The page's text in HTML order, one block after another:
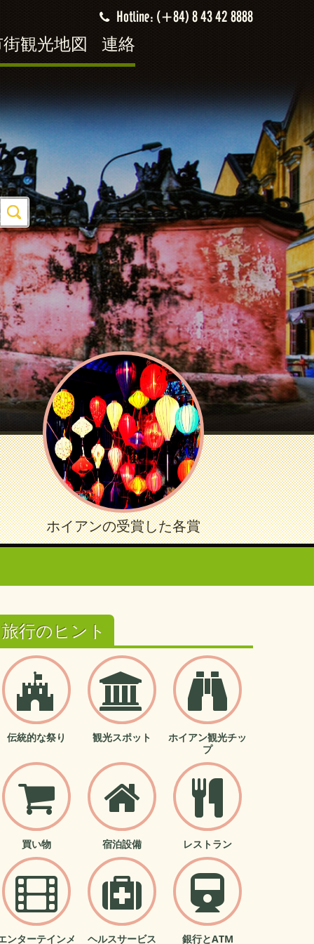
Hotline: (+84) 8 43 42 8888
観光地図 連絡
ホイアンの受賞した各賞
旅行のヒント
伝統的な祭り 観光スポット
ホイアン観光チッ
プ
買い物 宿泊設備 レストラン
ンターテインメ ヘルスサービス 銀行とATM